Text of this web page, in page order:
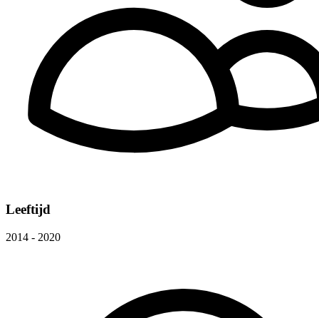
Leeftijd
2014 - 2020